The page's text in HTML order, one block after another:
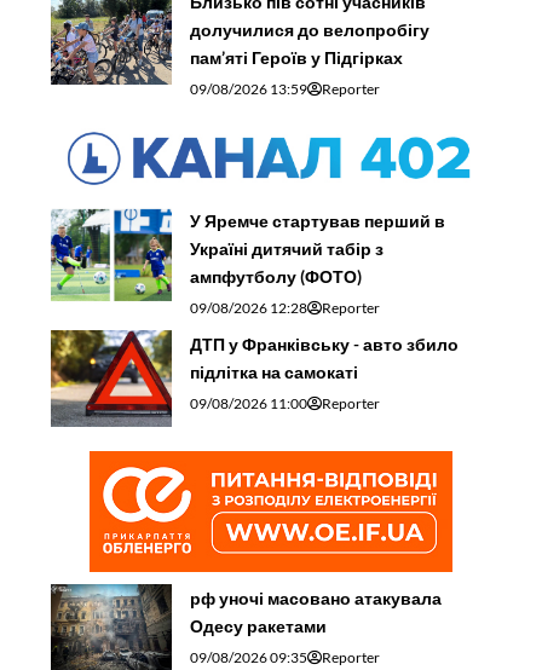
долучилися до велопробігу
пам’яті Героїв у Підгірках
09/08/2026 13:59 Reporter
У Яремче стартував перший в
Україні дитячий табір з
ампфутболу (ФОТО)
09/08/2026 12:28 Reporter
ДТП у Франківську - авто збило
підлітка на самокаті
09/08/2026 11:00 Reporter
рф уночі масовано атакувала
Одесу ракетами
09/08/2026 09:35 Reporter